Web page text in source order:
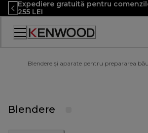
Skip
to
Content
Expediere gratuită pentru
255 LEI
Declarație
accesibilitate
Blendere și aparate pentru prepararea
Blendere